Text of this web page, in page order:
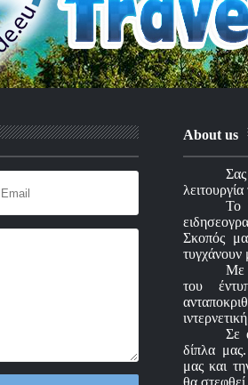
About us
Το
Σκοπός
τυγχάνουν
Με
του
Σε
δίπλα
μας και
θα στεφθεί